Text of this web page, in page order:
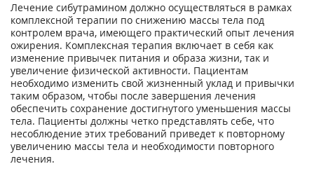
Лечение сибутрамином должно осуществляться в рамках
комплексной терапии по снижению массы тела под
контролем врача, имеющего практический опыт лечения
ожирения. Комплексная терапия включает в себя как
изменение привычек питания и образа жизни, так и
увеличение физической активности. Пациентам
необходимо изменить свой жизненный уклад и привычки
таким образом, чтобы после завершения лечения
обеспечить сохранение достигнутого уменьшения массы
тела. Пациенты должны четко представлять себе, что
несоблюдение этих требований приведет к повторному
увеличению массы тела и необходимости повторного
лечения.